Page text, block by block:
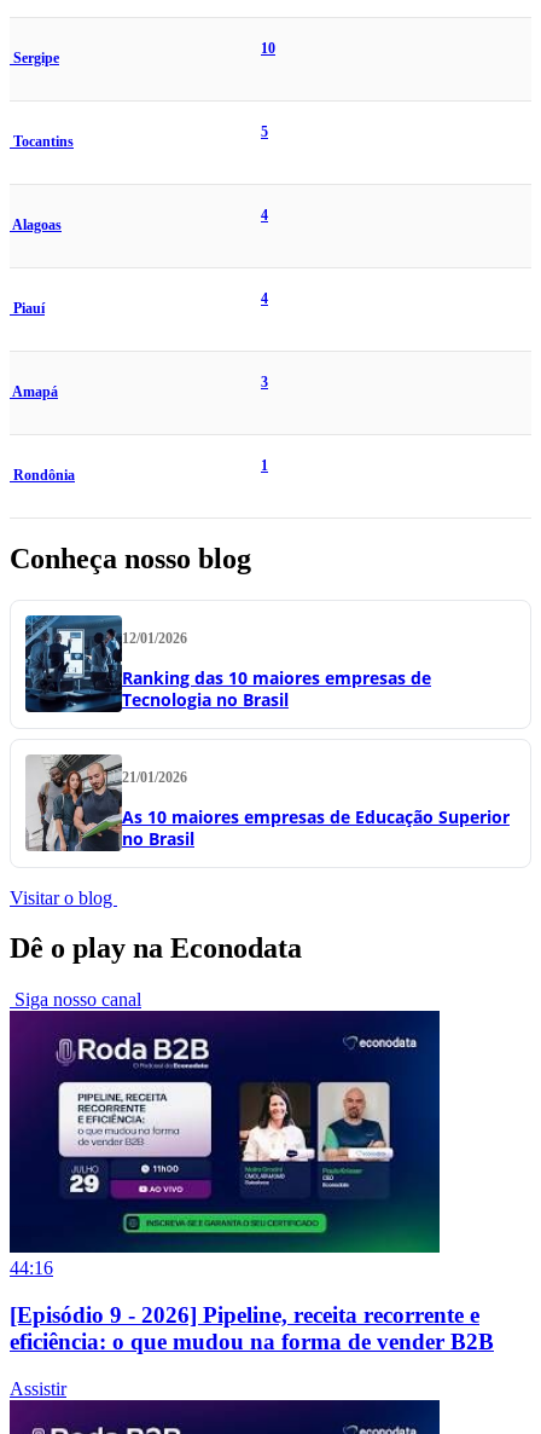
Sergipe
10
Tocantins
5
Alagoas
4
Piauí
4
Amapá
3
Rondônia
1
Conheça nosso blog
12/01/2026
Ranking das 10 maiores empresas de
Tecnologia no Brasil
21/01/2026
As 10 maiores empresas de Educação Superior
no Brasil
Visitar o blog
Dê o play na Econodata
Siga nosso canal
44:16
[Episódio 9 - 2026] Pipeline, receita recorrente e
eficiência: o que mudou na forma de vender B2B
Assistir